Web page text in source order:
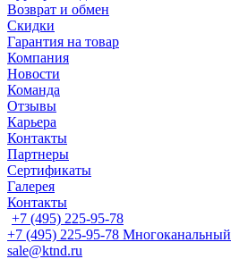
Возврат и обмен
Скидки
Гарантия на товар
Компания
Новости
Команда
Отзывы
Карьера
Контакты
Партнеры
Сертификаты
Галерея
Контакты
+7 (495) 225-95-78
+7 (495) 225-95-78 Многоканальный
sale@ktnd.ru